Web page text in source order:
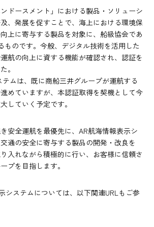
ンドースメント」における製品・ソリューシ
、発展を促すことで、海上における環境保
上に寄与する製品を対象に、船級協会であ
ものです。今般、デジタル技術を活用した
航の向上に資する機能が確認され、認証を
。
ムは、既に商船三井グループが運航する
めていますが、本認証取得を契機として今
していく予定です。
安全運航を最優先に、AR航海情報表示シ
通の安全に寄与する製品の開発・改良を
り入れながら積極的に行い、お客様に信頼さ
プを目指します。
システムについては、以下関連URLもご参